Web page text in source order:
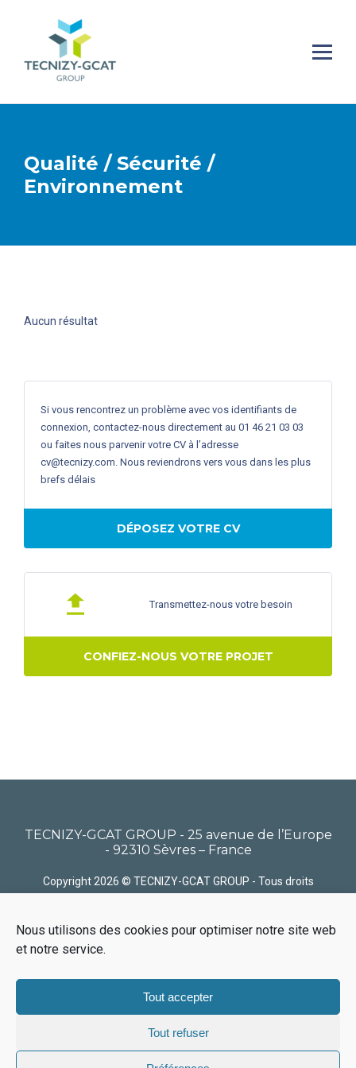
Nous utilisons des cookies pour optimiser notre site web
et notre service.
Tout accepter
Tout refuser
Qualité / Sécurité /
Environnement
Aucun résultat
Si vous rencontrez un problème avec vos identifiants de
connexion, contactez-nous directement au 01 46 21 03 03
ou faites nous parvenir votre CV à l’adresse
cv@tecnizy.com. Nous reviendrons vers vous dans les plus
brefs délais
DÉPOSEZ VOTRE CV
Transmettez-nous votre besoin
CONFIEZ-NOUS VOTRE PROJET
TECNIZY-GCAT GROUP - 25 avenue de l’Europe
- 92310 Sèvres – France
Copyright 2026 © TECNIZY-GCAT GROUP - Tous droits
Politique de confidentialité Politique de Cookies
Nous
contacter